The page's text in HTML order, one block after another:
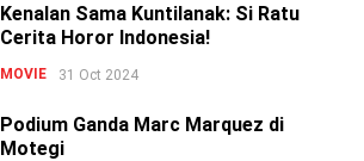
Kenalan Sama Kuntilanak: Si Ratu
Cerita Horor Indonesia!
MOVIE 31 Oct 2024
Podium Ganda Marc Marquez di
Motegi